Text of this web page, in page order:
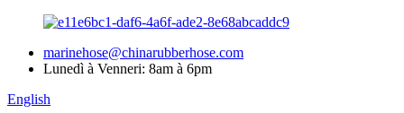
marinehose@chinarubberhose.com
Lunedì à Venneri: 8am à 6pm
English